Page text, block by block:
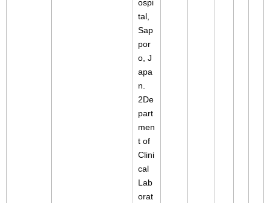
ospi
tal,
Sap
por
o, J
apa
n.
2De
part
men
t of
Clini
cal
Lab
orat